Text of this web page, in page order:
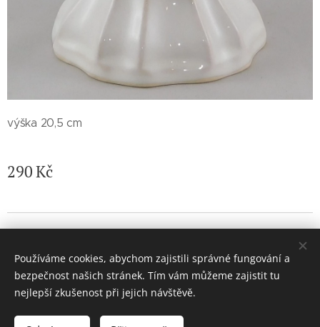
výška 20,5 cm
290Kč
Vytvořeno službouWebnode Cookies
Používáme cookies, abychom zajistili správné fungování a
bezpečnost našich stránek. Tím vám můžeme zajistit tu
nejlepší zkušenost při jejich návštěvě.